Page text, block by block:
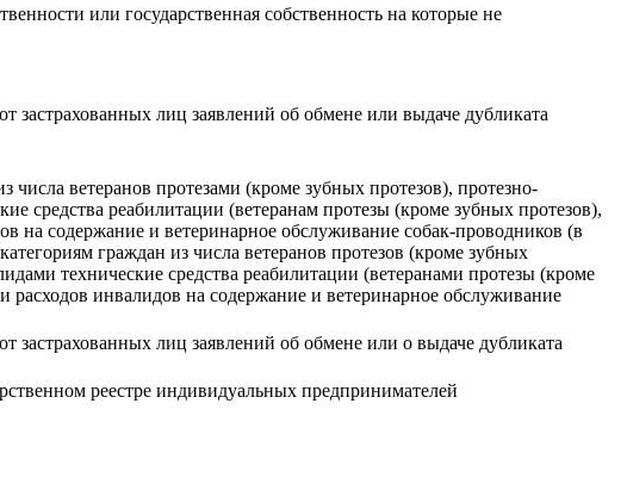
или государственная собственность на которые не
застрахованных лиц заявлений об обмене или выдаче дубликата
ветеранов протезами (кроме зубных протезов), протезно-
средства реабилитации (ветеранам протезы (кроме зубных протезов),
на содержание и ветеринарное обслуживание собак-проводников (в
граждан из числа ветеранов протезов (кроме зубных
технические средства реабилитации (ветеранами протезы (кроме
инвалидов на содержание и ветеринарное обслуживание
застрахованных лиц заявлений об обмене или о выдаче дубликата
реестре индивидуальных предпринимателей